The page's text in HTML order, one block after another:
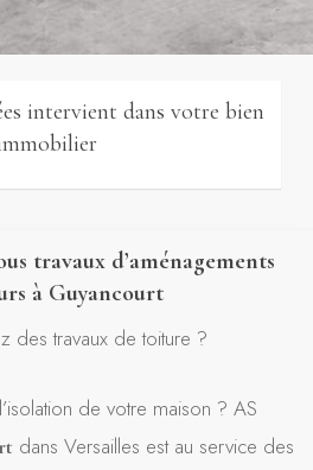
intervient dans votre bien
travaux d’aménagements
à Guyancourt
des travaux de toiture ?
de votre maison ? AS
dans Versailles est au service des